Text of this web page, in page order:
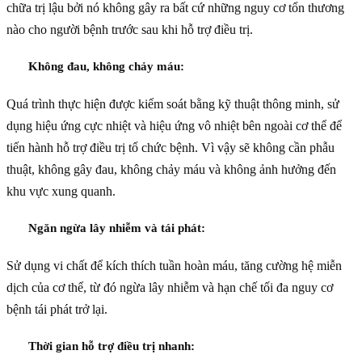
chữa trị lậu bởi nó không gây ra bất cứ những nguy cơ tổn thương
nào cho người bệnh trước sau khi hỗ trợ điều trị.
Không đau, không chảy máu:
Quá trình thực hiện được kiểm soát bằng kỹ thuật thông minh, sử
dụng hiệu ứng cực nhiệt và hiệu ứng vô nhiệt bên ngoài cơ thể để
tiến hành hỗ trợ điều trị tổ chức bệnh. Vì vậy sẽ không cần phẫu
thuật, không gây đau, không chảy máu và không ảnh hưởng đến
khu vực xung quanh.
Ngăn ngừa lây nhiễm và tái phát:
Sử dụng vi chất để kích thích tuần hoàn máu, tăng cường hệ miễn
dịch của cơ thể, từ đó ngừa lây nhiễm và hạn chế tối đa nguy cơ
bệnh tái phát trở lại.
Thời gian hỗ trợ điều trị nhanh: